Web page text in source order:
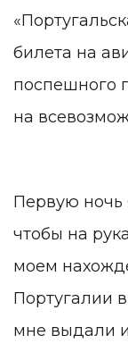
билета на
поспешного
на
Первую ночь
чтобы на
моем
Португалии
мне выдали